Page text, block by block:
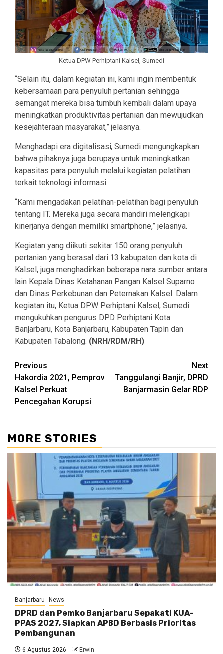
Ketua DPW Perhiptani Kalsel, Sumedi
“Selain itu, dalam kegiatan ini, kami ingin membentuk
kebersamaan para penyuluh pertanian sehingga
semangat mereka bisa tumbuh kembali dalam upaya
meningkatkan produktivitas pertanian dan mewujudkan
kesejahteraan masyarakat,” jelasnya.
Menghadapi era digitalisasi, Sumedi mengungkapkan
bahwa pihaknya juga berupaya untuk meningkatkan
kapasitas para penyuluh melalui kegiatan pelatihan
terkait teknologi informasi.
“Kami mengadakan pelatihan-pelatihan bagi penyuluh
tentang IT. Mereka juga secara mandiri melengkapi
kinerjanya dengan memiliki smartphone,” jelasnya.
Kegiatan yang diikuti sekitar 150 orang penyuluh
pertanian yang berasal dari 13 kabupaten dan kota di
Kalsel, juga menghadirkan beberapa nara sumber antara
lain Kepala Dinas Ketahanan Pangan Kalsel Suparno
dan Dinas Perkebunan dan Peternakan Kalsel. Dalam
kegiatan itu, Ketua DPW Perhiptani Kalsel, Sumedi
mengukuhkan pengurus DPD Perhiptani Kota
Banjarbaru, Kota Banjarbaru, Kabupaten Tapin dan
Kabupaten Tabalong. (NRH/RDM/RH)
Continue
Reading
Previous
Hakordia 2021, Pemprov
Kalsel Perkuat
Pencegahan Korupsi
Next
Tanggulangi Banjir, DPRD
Banjarmasin Gelar RDP
MORE STORIES
Banjarbaru News
DPRD dan Pemko Banjarbaru Sepakati KUA-
PPAS 2027, Siapkan APBD Berbasis Prioritas
Pembangunan
6 Agustus 2026 Erwin